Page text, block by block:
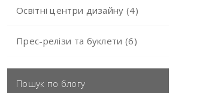
Освітні центри дизайну (4)
Прес-релізи та буклети (6)
Пошук по блогу